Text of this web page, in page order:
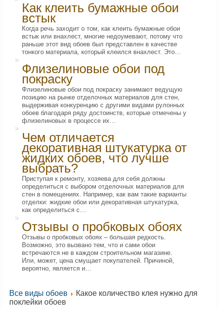
Как клеить бумажные обои
встык
Когда речь заходит о том, как клеить бумажные обои
встык или внахлест, многие недоумевают, потому что
раньше этот вид обоев был представлен в качестве
тонкого материала, который клеился внахлест. Это…
Флизелиновые обои под
покраску
Флизелиновые обои под покраску занимают ведущую
позицию на рынке отделочных материалов для стен,
выдерживая конкуренцию с другими видами рулонных
обоев благодаря ряду достоинств, которые отмечены у
флизелиновых в процессе их…
Чем отличается
декоративная штукатурка от
жидких обоев, что лучше
выбрать?
Приступая к ремонту, хозяева для себя должны
определиться с выбором отделочных материалов для
стен в помещениях. Например, как вам такие варианты
отделки: жидкие обои или декоративная штукатурка,
как определиться с…
Отзывы о пробковых обоях
Отзывы о пробковых обоях – большая редкость.
Возможно, это вызвано тем, что и сами обои
встречаются не в каждом строительном магазине.
Или, может, цена смущает покупателей. Причиной,
вероятно, является и…
Все виды обоев
Какое количество клея нужно для
поклейки обоев